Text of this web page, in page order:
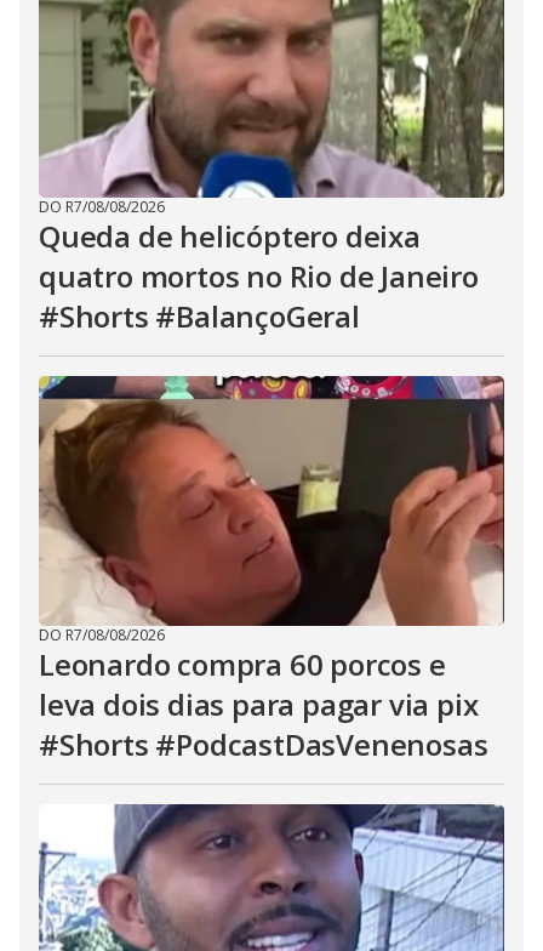
DO R7/08/08/2026
Queda de helicóptero deixa
quatro mortos no Rio de Janeiro
#Shorts #BalançoGeral
DO R7/08/08/2026
Leonardo compra 60 porcos e
leva dois dias para pagar via pix
#Shorts #PodcastDasVenenosas